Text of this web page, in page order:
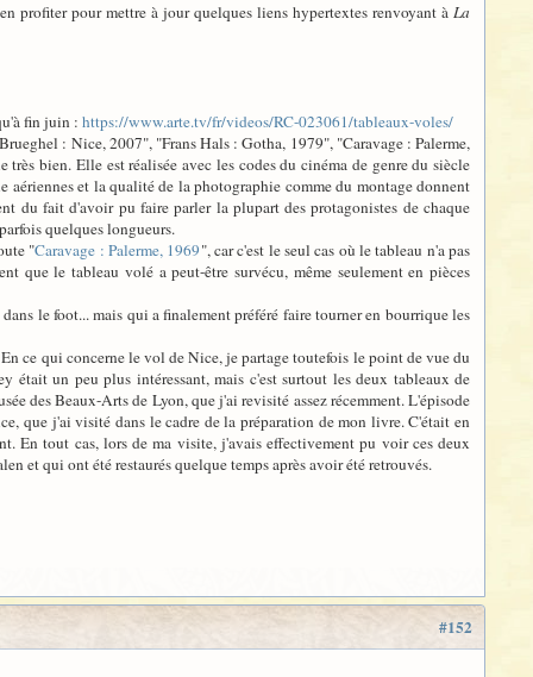
profiter pour mettre à jour quelques liens hypertextes renvoyant à La
fin juin : https://www.arte.tv/fr/videos/RC-023061/tableaux-voles/
: Nice, 2007", "Frans Hals : Gotha, 1979", "Caravage : Palerme,
bien. Elle est réalisée avec les codes du cinéma de genre du siècle
aériennes et la qualité de la photographie comme du montage donnent
du fait d'avoir pu faire parler la plupart des protagonistes de chaque
quelques longueurs.
"Caravage : Palerme, 1969", car c'est le seul cas où le tableau n'a pas
que le tableau volé a peut-être survécu, même seulement en pièces
le foot... mais qui a finalement préféré faire tourner en bourrique les
ce qui concerne le vol de Nice, je partage toutefois le point de vue du
un peu plus intéressant, mais c'est surtout les deux tableaux de
des Beaux-Arts de Lyon, que j'ai revisité assez récemment. L'épisode
que j'ai visité dans le cadre de la préparation de mon livre. C'était en
En tout cas, lors de ma visite, j'avais effectivement pu voir ces deux
et qui ont été restaurés quelque temps après avoir été retrouvés.
#152